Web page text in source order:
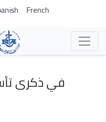
main
French
في ذكرى